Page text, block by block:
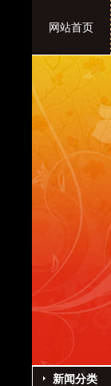
网站首页
新闻分类